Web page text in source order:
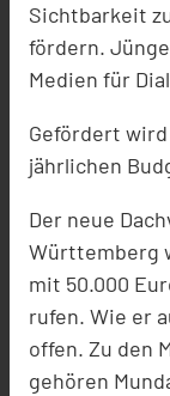
Sichtbarkeit
fördern.
Medien für
Gefördert
jährlichen
Der neue
Württemberg
mit 50.000
rufen. Wie er
offen. Zu den
gehören